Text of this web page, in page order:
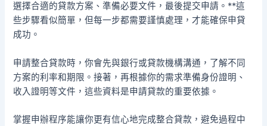
選擇合適的貸款方案、準備必要文件，最後提交申請。**這
些步驟看似簡單，但每一步都需要謹慎處理，才能確保申貸
成功。
申請整合貸款時，你會先與銀行或貸款機構溝通，了解不同
方案的利率和期限。接著，再根據你的需求準備身份證明、
收入證明等文件，這些資料是申請貸款的重要依據。
掌握申辦程序能讓你更有信心地完成整合貸款，避免過程中